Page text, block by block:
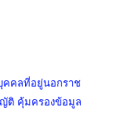
คคลที่อยู่นอกราช
ติ คุ้มครองข้อมูล